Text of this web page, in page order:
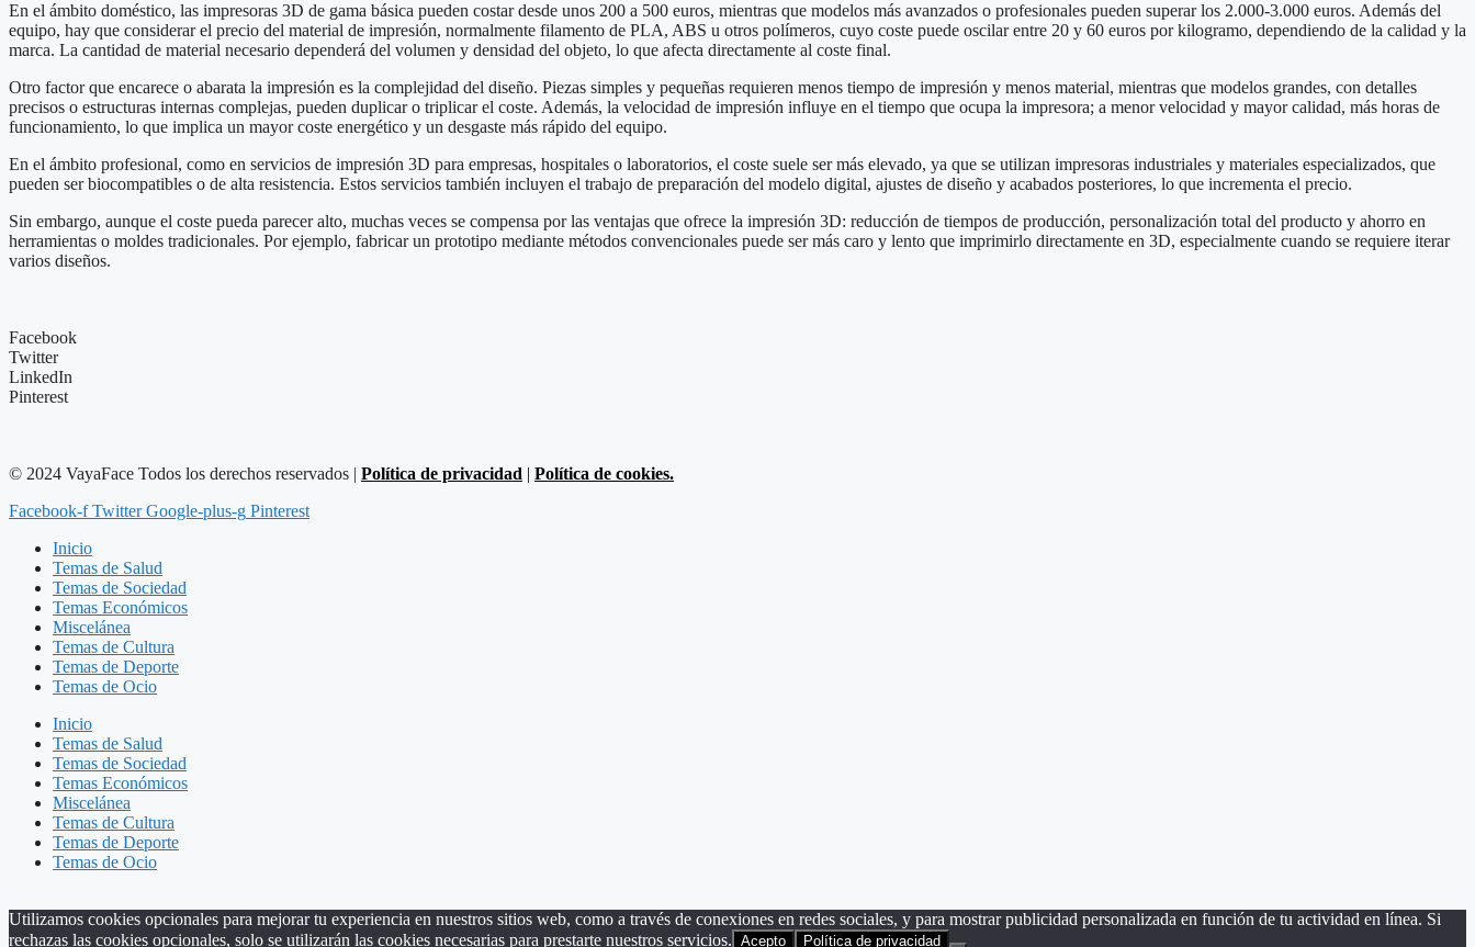
En el ámbito doméstico, las impresoras 3D de gama básica pueden costar desde unos 200 a 500 euros, mientras que modelos más avanzados o profesionales pueden superar los 2.000‑3.000 euros. Además del
equipo, hay que considerar el precio del material de impresión, normalmente filamento de PLA, ABS u otros polímeros, cuyo coste puede oscilar entre 20 y 60 euros por kilogramo, dependiendo de la calidad y la
marca. La cantidad de material necesario dependerá del volumen y densidad del objeto, lo que afecta directamente al coste final.
Otro factor que encarece o abarata la impresión es la complejidad del diseño. Piezas simples y pequeñas requieren menos tiempo de impresión y menos material, mientras que modelos grandes, con detalles
precisos o estructuras internas complejas, pueden duplicar o triplicar el coste. Además, la velocidad de impresión influye en el tiempo que ocupa la impresora; a menor velocidad y mayor calidad, más horas de
funcionamiento, lo que implica un mayor coste energético y un desgaste más rápido del equipo.
En el ámbito profesional, como en servicios de impresión 3D para empresas, hospitales o laboratorios, el coste suele ser más elevado, ya que se utilizan impresoras industriales y materiales especializados, que
pueden ser biocompatibles o de alta resistencia. Estos servicios también incluyen el trabajo de preparación del modelo digital, ajustes de diseño y acabados posteriores, lo que incrementa el precio.
Sin embargo, aunque el coste pueda parecer alto, muchas veces se compensa por las ventajas que ofrece la impresión 3D: reducción de tiempos de producción, personalización total del producto y ahorro en
herramientas o moldes tradicionales. Por ejemplo, fabricar un prototipo mediante métodos convencionales puede ser más caro y lento que imprimirlo directamente en 3D, especialmente cuando se requiere iterar
varios diseños.
Facebook
Twitter
LinkedIn
Pinterest
© 2024 VayaFace Todos los derechos reservados | Política de privacidad | Política de cookies.
Facebook-f Twitter Google-plus-g Pinterest
Inicio
Temas de Salud
Temas de Sociedad
Temas Económicos
Miscelánea
Temas de Cultura
Temas de Deporte
Temas de Ocio
Inicio
Temas de Salud
Temas de Sociedad
Temas Económicos
Miscelánea
Temas de Cultura
Temas de Deporte
Temas de Ocio
Utilizamos cookies opcionales para mejorar tu experiencia en nuestros sitios web, como a través de conexiones en redes sociales, y para mostrar publicidad personalizada en función de tu actividad en línea. Si
rechazas las cookies opcionales, solo se utilizarán las cookies necesarias para prestarte nuestros servicios. Acepto Política de privacidad